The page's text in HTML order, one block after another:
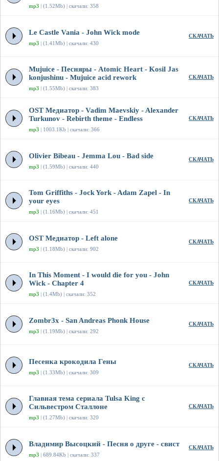
mp3 | (1.52Mb) | скачали: 358
Le Castle Vania - John Wick mode
mp3 | (1.41Mb) | скачали: 430
СКАЧАТЬ
Mujuice - Песняры - Atomic Heart - Kosil Jas
konjushinu - Mujuice acid rework
mp3 | (1.55Mb) | скачали: 383
СКАЧАТЬ
OST Медиатор - Vadim Maevskiy - Alexander
Turkunov - Rebirth theme - Endless
mp3 | 1003.1Kb | скачали: 366
СКАЧАТЬ
Olivier Bibeau - Jemma Lou - Bad side
mp3 | (1.59Mb) | скачали: 440
СКАЧАТЬ
Tom Griffiths - Jock York - Adam Zapel - In
your eyes
mp3 | (1.16Mb) | скачали: 451
СКАЧАТЬ
OST Медиатор - Left alone
mp3 | (1.18Mb) | скачали: 902
СКАЧАТЬ
In This Moment - I would die for you - John
Wick - Chapter 4
mp3 | (1.4Mb) | скачали: 352
СКАЧАТЬ
Zombr3x - San Andreas Phonk House
mp3 | (1.19Mb) | скачали: 292
СКАЧАТЬ
Песенка крокодила Гены
mp3 | (1.33Mb) | скачали: 309
СКАЧАТЬ
Главная тема сериала Tulsa King с
Сильвестром Сталлоне
mp3 | (1.27Mb) | скачали: 320
СКАЧАТЬ
Владимир Высоцкий - Песня о друге - свист
mp3 | 689.84Kb | скачали: 337
СКАЧАТЬ